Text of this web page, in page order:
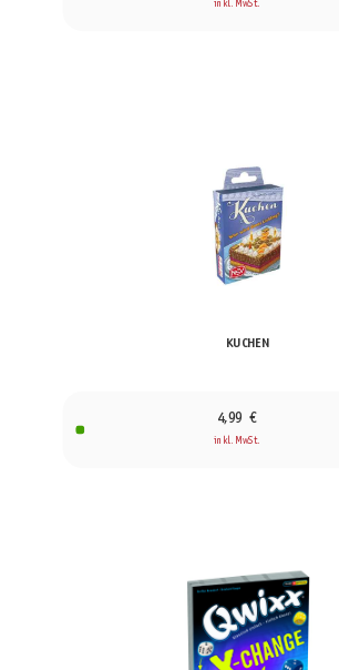
inkl. MwSt.
KUCHEN
4,99 €
inkl. MwSt.